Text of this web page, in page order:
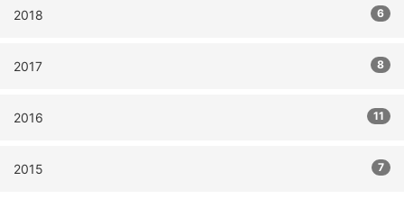
2018 6
2017 8
2016 11
2015 7